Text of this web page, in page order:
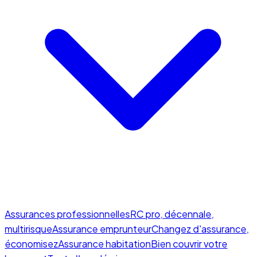
Assurances professionnellesRC pro, décennale,
multirisqueAssurance emprunteurChangez d'assurance,
économisezAssurance habitationBien couvrir votre